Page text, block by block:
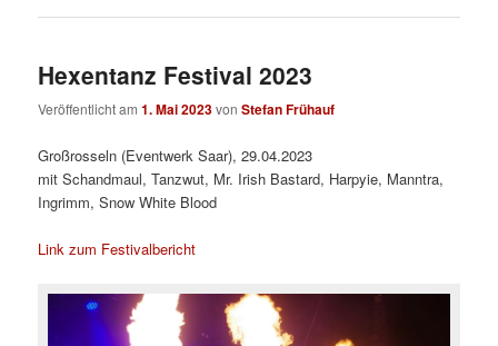
Hexentanz Festival 2023
Veröffentlicht am1. Mai 2023vonStefan Frühauf
Großrosseln (Eventwerk Saar), 29.04.2023
mit Schandmaul, Tanzwut, Mr. Irish Bastard, Harpyie, Manntra,
Ingrimm, Snow White Blood
Link zum Festivalbericht